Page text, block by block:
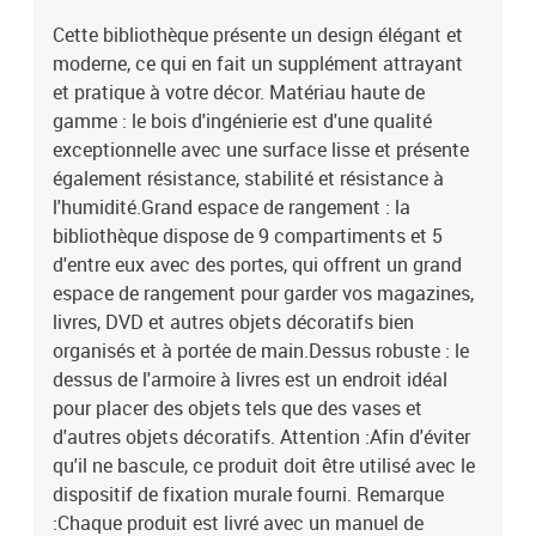
Cette bibliothèque présente un design élégant et
moderne, ce qui en fait un supplément attrayant
et pratique à votre décor. Matériau haute de
gamme : le bois d'ingénierie est d'une qualité
exceptionnelle avec une surface lisse et présente
également résistance, stabilité et résistance à
l'humidité.Grand espace de rangement : la
bibliothèque dispose de 9 compartiments et 5
d'entre eux avec des portes, qui offrent un grand
espace de rangement pour garder vos magazines,
livres, DVD et autres objets décoratifs bien
organisés et à portée de main.Dessus robuste : le
dessus de l'armoire à livres est un endroit idéal
pour placer des objets tels que des vases et
d'autres objets décoratifs. Attention :Afin d'éviter
qu'il ne bascule, ce produit doit être utilisé avec le
dispositif de fixation murale fourni. Remarque
:Chaque produit est livré avec un manuel de